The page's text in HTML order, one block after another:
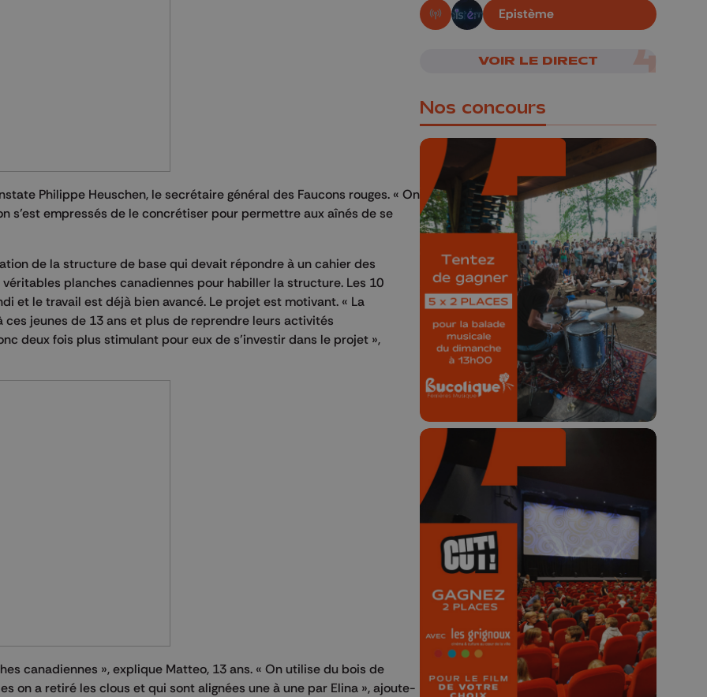
Philippe Heuschen, le secrétaire général des Faucons rouges. « On
s’est empressés de le concrétiser pour permettre aux aînés de se
de la structure de base qui devait répondre à un cahier des
planches canadiennes pour habiller la structure. Les 10
et le travail est déjà bien avancé. Le projet est motivant. « La
jeunes de 13 ans et plus de reprendre leurs activités
deux fois plus stimulant pour eux de s’investir dans le projet »,
canadiennes », explique Matteo, 13 ans. « On utilise du bois de
on a retiré les clous et qui sont alignées une à une par Elina », ajoute-
En live!
Epistème
VOIR LE DIRECT
Nos concours
🎁 Gagnez 5x2
places pour le
Bucolique Ferrières
Festival 🌿🎶
Concours valable jusqu'au 9 août,
23h59.
🎬 Concours CUT x
Les Grignoux ✨
Concours permanent - 2 places à
gagner chaque semaine !